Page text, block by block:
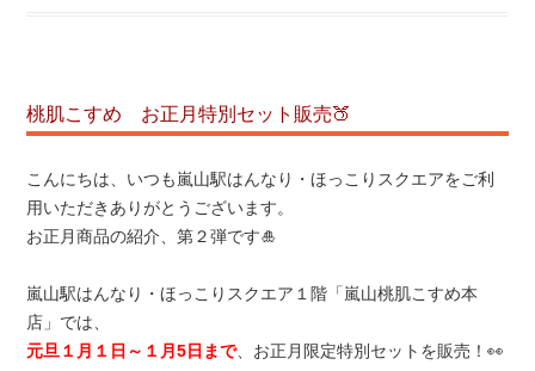
桃肌こすめ お正月特別セット販売🍑
こんにちは、いつも嵐山駅はんなり・ほっこりスクエアをご利
用いただきありがとうございます。
お正月商品の紹介、第２弾です🎍
嵐山駅はんなり・ほっこりスクエア１階「嵐山桃肌こすめ本
店」では、
元旦１月１日～１月5日まで、お正月限定特別セットを販売！👀